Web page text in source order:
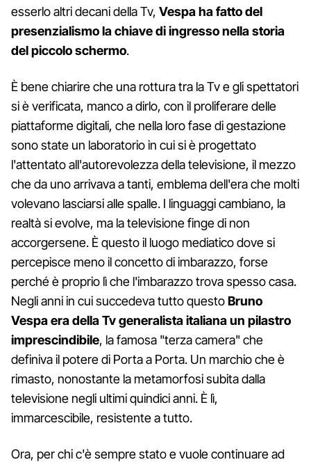
esserlo altri decani della Tv, Vespa ha fatto del
presenzialismo la chiave di ingresso nella storia
del piccolo schermo.
È bene chiarire che una rottura tra la Tv e gli spettatori
si è verificata, manco a dirlo, con il proliferare delle
piattaforme digitali, che nella loro fase di gestazione
sono state un laboratorio in cui si è progettato
l'attentato all'autorevolezza della televisione, il mezzo
che da uno arrivava a tanti, emblema dell'era che molti
volevano lasciarsi alle spalle. I linguaggi cambiano, la
realtà si evolve, ma la televisione finge di non
accorgersene. È questo il luogo mediatico dove si
percepisce meno il concetto di imbarazzo, forse
perché è proprio lì che l'imbarazzo trova spesso casa.
Negli anni in cui succedeva tutto questoBruno
Vespa era della Tv generalista italiana un pilastro
imprescindibile, la famosa "terza camera" che
definiva il potere di Porta a Porta. Un marchio che è
rimasto, nonostante la metamorfosi subita dalla
televisione negli ultimi quindici anni. È lì,
immarcescibile, resistente a tutto.
Ora, per chi c'è sempre stato e vuole continuare ad